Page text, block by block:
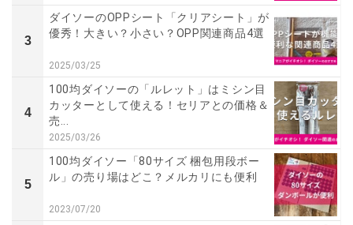
3
ダイソーのOPPシート「クリアシート」が
優秀！大きい？小さい？OPP関連商品4選
2025/03/25
4
100均ダイソーの「ルレット」はミシン目
カッターとして使える！セリアとの価格＆
売...
2025/03/26
5
100均ダイソー「80サイズ 梱包用段ボー
ル」の売り場はどこ？メルカリにも便利
2023/07/20